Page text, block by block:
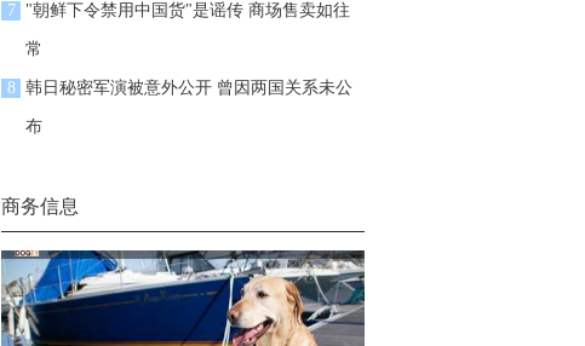
7 "朝鲜下令禁用中国货"是谣传 商场售卖如往
常
8 韩日秘密军演被意外公开 曾因两国关系未公
布
商务信息